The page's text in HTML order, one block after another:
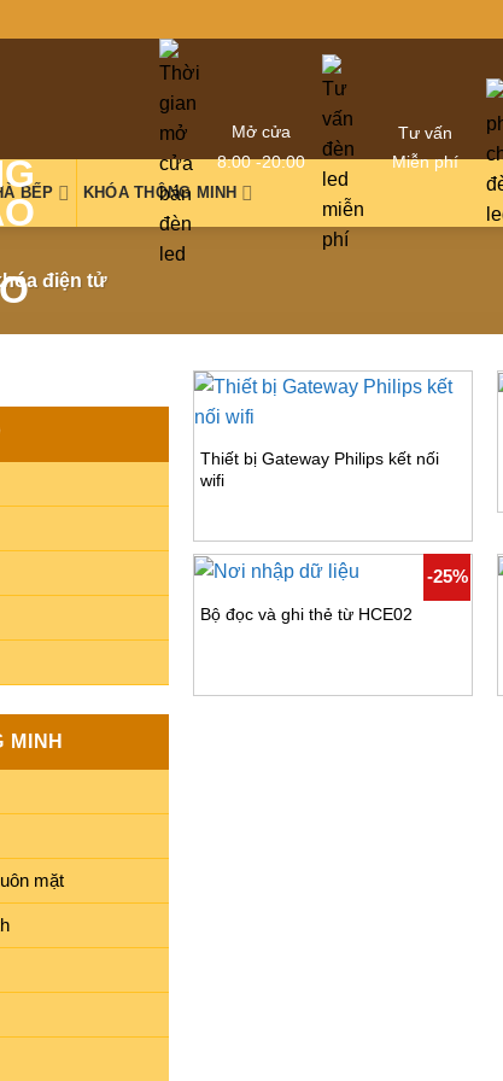
Mở cửa
8:00 -20:00
Tư vấn
Miễn phí
BẾP KHÓA THÔNG MINH
điện tử
MINH
mặt
Thiết bị Gateway Philips kết nối
wifi
-25%
Bộ đọc và ghi thẻ từ HCE02